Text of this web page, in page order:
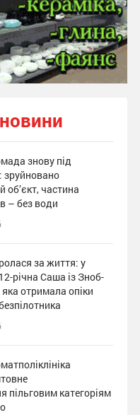
знову під
об’єкт, частина
– без води
за життя: у
річна Саша із Зноб-
отримала опіки
пільговим категоріям